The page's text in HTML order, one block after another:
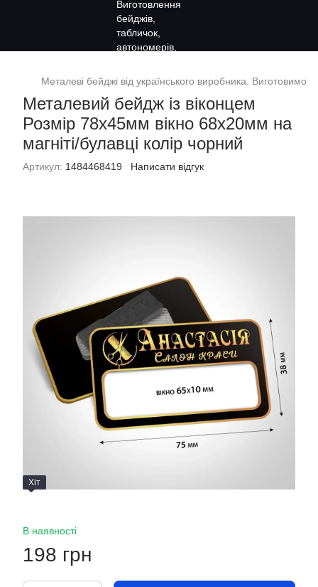
Металеві бейджі від українського виробника. Виготовимо
Металевий бейдж із віконцем
Розмір 78х45мм вікно 68х20мм на
магніті/булавці колір чорний
Артикул: 1484468419 Написати відгук
Хіт
В наявності
198 грн